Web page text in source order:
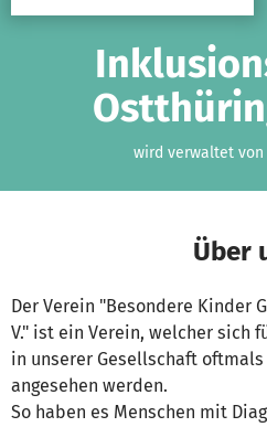
wird verwaltet von
Über
Der Verein "Besondere Kinder
V." ist ein Verein, welcher sich
in unserer Gesellschaft
angesehen werden.
So haben es Menschen mit